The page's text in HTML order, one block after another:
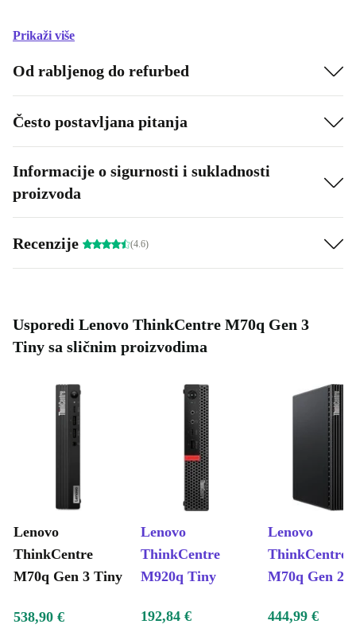
Prikaži više
Od rabljenog do refurbed
Često postavljana pitanja
Informacije o sigurnosti i sukladnosti
proizvoda
Recenzije (4.6)
Usporedi Lenovo ThinkCentre M70q Gen 3
Tiny sa sličnim proizvodima
Lenovo
ThinkCentre
M70q Gen 3 Tiny
Lenovo
ThinkCentre
M920q Tiny
Lenovo
ThinkCentre
M70q Gen 2
538,90 € 192,84 € 444,99 €